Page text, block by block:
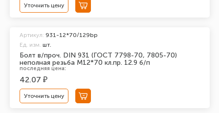
Уточнить цену
Болт в/проч. DIN 931 (ГОСТ 7798-70, 7805-70)
неполная резьба М12*70 кл.пр. 12.9 б/п
Артикул: 931-12*70/129bp
Ед. изм. шт.
последняя цена:
42.07 ₽
Уточнить цену